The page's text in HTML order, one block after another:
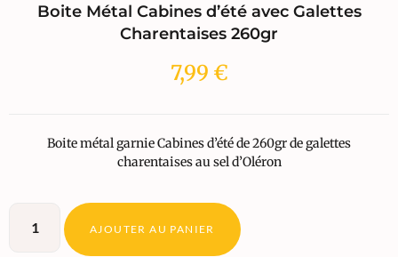
Boite Métal Cabines d’été avec Galettes
Charentaises 260gr
7,99 €
Boite métal garnie Cabines d’été de 260gr de galettes
charentaises au sel d’Oléron
AJOUTER AU PANIER